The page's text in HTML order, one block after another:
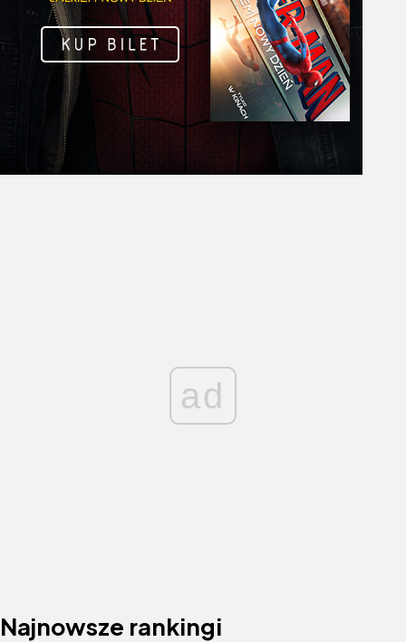
ad
Najnowsze rankingi